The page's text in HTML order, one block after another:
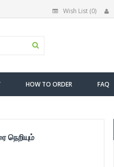
Wish List (0)
HOW TO ORDER FAQ
நெறியும்